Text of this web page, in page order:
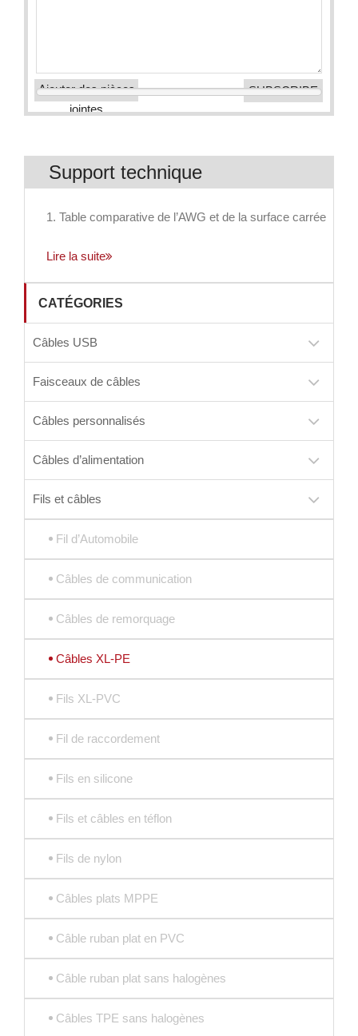
Ajouter des pièces
jointes
Support technique
1. Table comparative de l’AWG et de la surface carrée
Lire la suite
CATÉGORIES
Câbles USB
Faisceaux de câbles
Câbles personnalisés
Câbles d’alimentation
Fils et câbles
Fil d’Automobile
Câbles de communication
Câbles de remorquage
Câbles XL-PE
Fils XL-PVC
Fil de raccordement
Fils en silicone
Fils et câbles en téflon
Fils de nylon
Câbles plats MPPE
Câble ruban plat en PVC
Câble ruban plat sans halogènes
Câbles TPE sans halogènes